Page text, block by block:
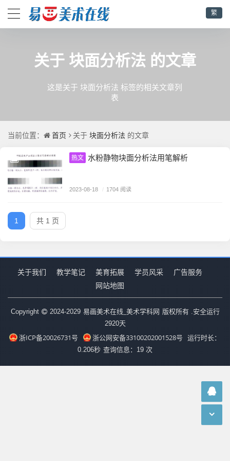
繁
关于 块面分析法 的文章
这是关于 块面分析法 标签的相关文章列
表
当前位置： 首页 关于 块面分析法 的文章
热文 水粉静物块面分析法用笔解析
2023-08-18 / 1704 阅读
1 共 1 页
关于我们 教学笔记 美育拓展 学员风采
广告服务
网站地图
Copyright 2024-2029 易画美术在线_美术学科网 版权所有 .安全运行
2920天
浙ICP备20026731号 浙公网安备33100202001528号
运行时长：
0.206秒 查询信息：19 次